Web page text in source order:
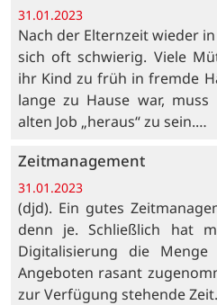
31.01.2023
Nach der Elternzeit wieder
sich oft schwierig. Viele
ihr Kind zu früh in fremde
lange zu Hause war,
alten Job „heraus“ zu sein.…
Zeitmanagement
31.01.2023
(djd). Ein gutes
denn je. Schließlich hat
Digitalisierung die
Angeboten rasant
zur Verfügung stehende